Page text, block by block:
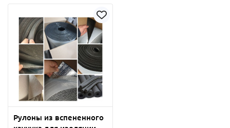
Рулоны из вспененного